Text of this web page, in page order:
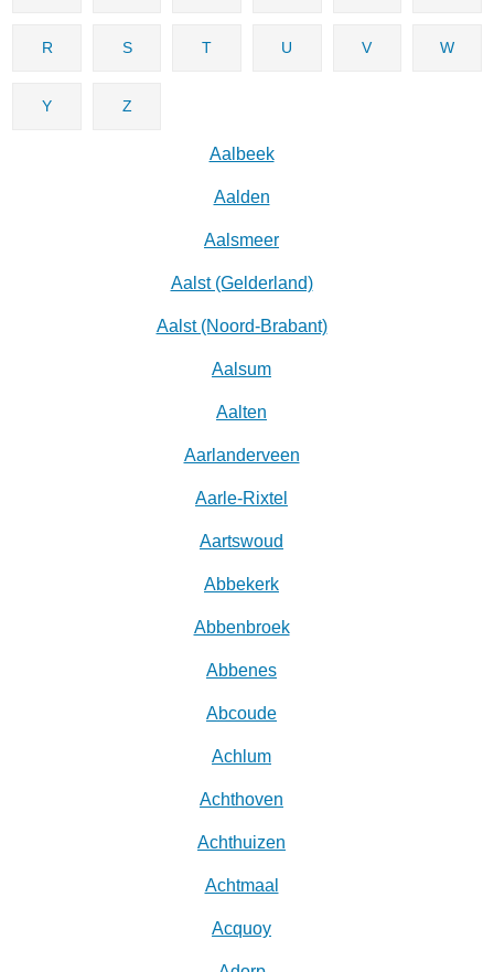
R S T U V W
Y Z
Aalbeek
Aalden
Aalsmeer
Aalst (Gelderland)
Aalst (Noord-Brabant)
Aalsum
Aalten
Aarlanderveen
Aarle-Rixtel
Aartswoud
Abbekerk
Abbenbroek
Abbenes
Abcoude
Achlum
Achthoven
Achthuizen
Achtmaal
Acquoy